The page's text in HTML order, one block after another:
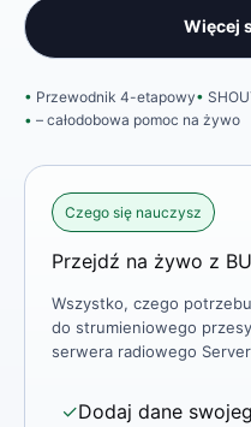
Więcej
Przewodnik 4-etapowy
– całodobowa pomoc na żywo
Czego się nauczysz
Przejdź na żywo z
Wszystko, czego
do strumieniowego
serwera radiowego
✓Dodaj dane